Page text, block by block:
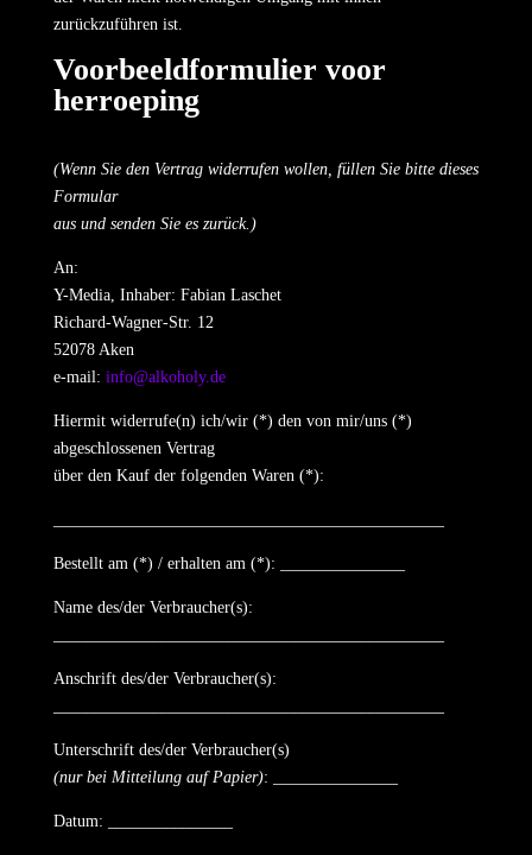
zurückzuführen ist.
Voorbeeldformulier voor
herroeping
(Wenn Sie den Vertrag widerrufen wollen, füllen Sie bitte dieses
Formular
aus und senden Sie es zurück.)
An:
Y-Media, Inhaber: Fabian Laschet
Richard-Wagner-Str. 12
52078 Aken
e-mail: info@alkoholy.de
Hiermit widerrufe(n) ich/wir (*) den von mir/uns (*)
abgeschlossenen Vertrag
über den Kauf der folgenden Waren (*):
Bestellt am (*) / erhalten am (*): _______________
Name des/der Verbraucher(s):
Anschrift des/der Verbraucher(s):
Unterschrift des/der Verbraucher(s)
(nur bei Mitteilung auf Papier): _______________
Datum: _______________